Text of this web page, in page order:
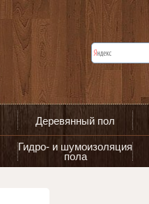
Деревянный пол
Гидро- и шумоизоляция
пола